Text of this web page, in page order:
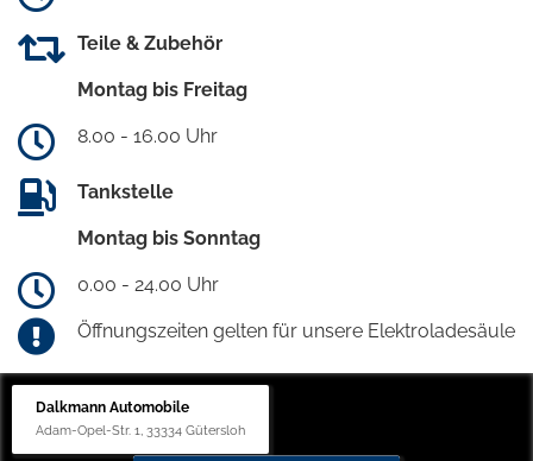
Teile & Zubehör
Montag bis Freitag
8.00 - 16.00 Uhr
Tankstelle
Montag bis Sonntag
0.00 - 24.00 Uhr
Öffnungszeiten gelten für unsere Elektroladesäule
Dalkmann Automobile
Adam-Opel-Str. 1, 33334 Gütersloh